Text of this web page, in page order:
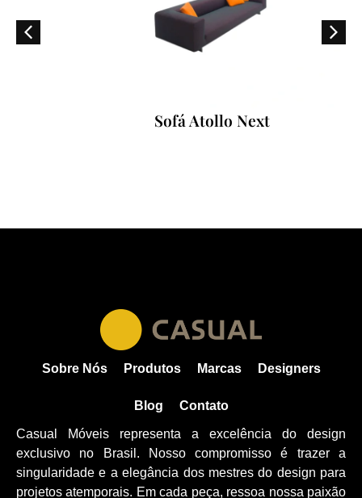
Sofá Atollo Next
Sobre Nós Produtos Marcas Designers
Blog Contato
Casual Móveis representa a excelência do design
exclusivo no Brasil. Nosso compromisso é trazer a
singularidade e a elegância dos mestres do design para
projetos atemporais. Em cada peça, ressoa nossa paixão